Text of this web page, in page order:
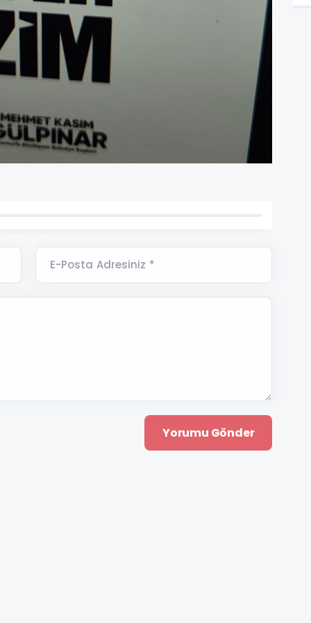
E-Posta Adresiniz *